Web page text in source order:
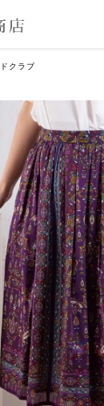
クラブ